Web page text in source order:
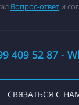
Вопрос-ответи
409 52 87 -
СВЯЗАТЬСЯ С